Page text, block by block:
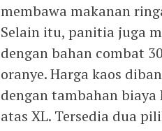
membawa makanan
Selain itu, panitia juga
dengan bahan combat
oranye. Harga kaos
dengan tambahan
atas XL. Tersedia dua